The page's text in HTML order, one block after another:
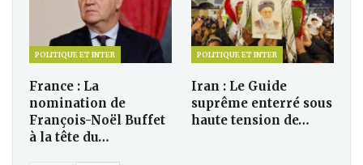
POLITIQUE ET INTER
France : La
nomination de
François-Noël Buffet
à la tête du…
POLITIQUE ET INTER
Iran : Le Guide
suprême enterré sous
haute tension de…